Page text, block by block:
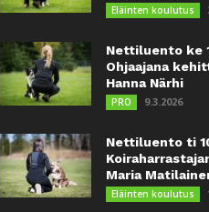
Eläinten koulutus
Nettiluento ke
Ohjaajana
Hanna Närhi
PRO 9.3.2026
Nettiluento ti
Maria
Eläinten koulutus